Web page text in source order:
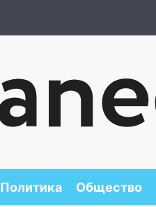
Политика Общество